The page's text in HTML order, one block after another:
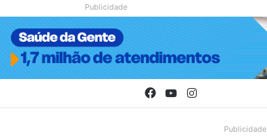
Publicidade
Facebook
YouTubeInstagram
Publicidade